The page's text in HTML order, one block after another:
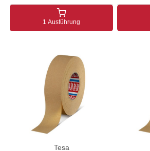
1 Ausführung
Tesa